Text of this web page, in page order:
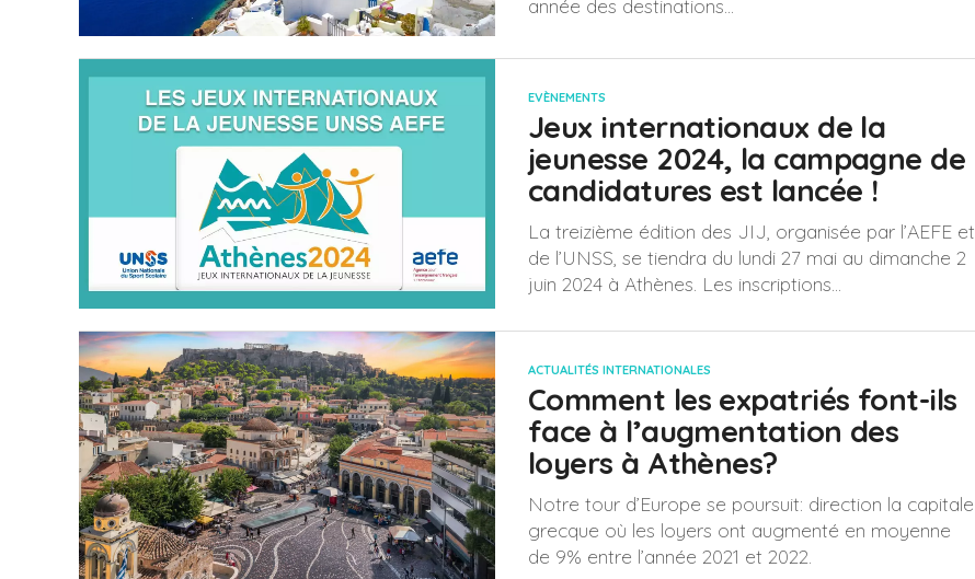
année des destinations...
EVÈNEMENTS
Jeux internationaux de la
jeunesse 2024, la campagne de
candidatures est lancée !
La treizième édition des JIJ, organisée par l’AEFE et
de l’UNSS, se tiendra du lundi 27 mai au dimanche 2
juin 2024 à Athènes. Les inscriptions...
ACTUALITÉS INTERNATIONALES
Comment les expatriés font-ils
face à l’augmentation des
loyers à Athènes?
Notre tour d’Europe se poursuit: direction la capitale
grecque où les loyers ont augmenté en moyenne
de 9% entre l’année 2021 et 2022.